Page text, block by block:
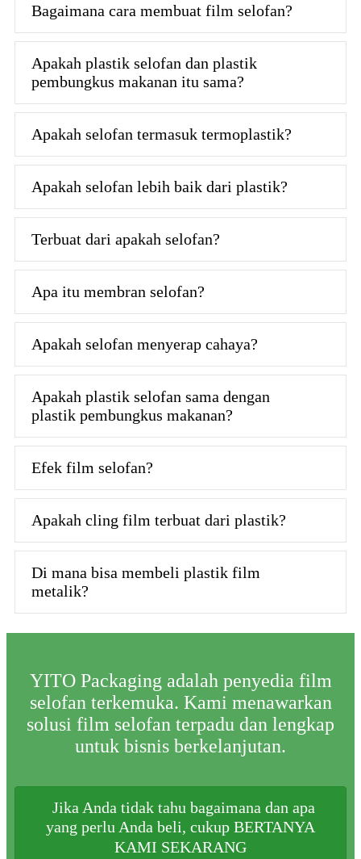
Bagaimana cara membuat film selofan?
Apakah plastik selofan dan plastik
pembungkus makanan itu sama?
Apakah selofan termasuk termoplastik?
Apakah selofan lebih baik dari plastik?
Terbuat dari apakah selofan?
Apa itu membran selofan?
Apakah selofan menyerap cahaya?
Apakah plastik selofan sama dengan
plastik pembungkus makanan?
Efek film selofan?
Apakah cling film terbuat dari plastik?
Di mana bisa membeli plastik film
metalik?
YITO Packaging adalah penyedia film
selofan terkemuka. Kami menawarkan
solusi film selofan terpadu dan lengkap
untuk bisnis berkelanjutan.
Jika Anda tidak tahu bagaimana dan apa
yang perlu Anda beli, cukup BERTANYA
KAMI SEKARANG